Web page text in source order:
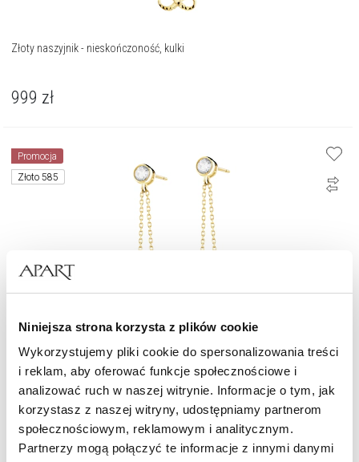
Niniejsza strona korzysta z plików cookie
Wykorzystujemy pliki cookie do spersonalizowania treści
i reklam, aby oferować funkcje społecznościowe i
analizować ruch w naszej witrynie. Informacje o tym, jak
korzystasz z naszej witryny, udostępniamy partnerom
społecznościowym, reklamowym i analitycznym.
Partnerzy mogą połączyć te informacje z innymi danymi
Złoty naszyjnik - nieskończoność, kulki
999 zł
Promocja
Złoto 585
Złote kolczyki z cyrkoniami - drzewka
1 399,30 zł
Najniższa cena:1 999 zł (-30%)